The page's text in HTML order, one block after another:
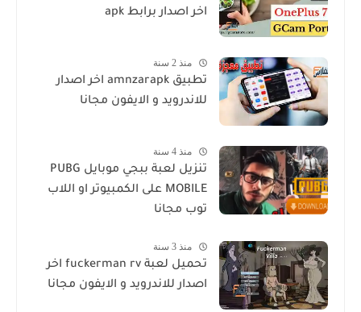
اخر اصدار برابط apk
منذ 2 سنة
تطبيق amnzarapk اخر اصدار
للاندرويد و الايفون مجانا
منذ 4 سنة
تنزيل لعبة ببجي موبايل PUBG
MOBILE على الكمبيوتر او اللاب
توب مجانا
منذ 3 سنة
تحميل لعبة fuckerman rv اخر
اصدار للاندرويد و الايفون مجانا